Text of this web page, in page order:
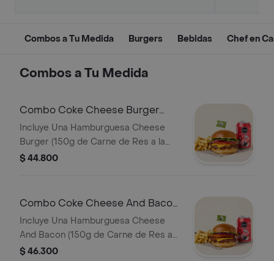
Combos a Tu Medida Burgers Bebidas Chef en
Combos a Tu Medida
Combo Coke Cheese Burger
Turbo
Incluye Una Hamburguesa Cheese
Burger (150g de Carne de Res a la
Parrilla o Pollo Crispy, Dos Lonchas de
Tomate y Mostaza en Pan Brioche
Acompañamiento (papas o Ensalada).
Puedes Seleccionar Que Quieres
Tomar.
$ 44.800
Combo Coke Cheese And Bacon
Turbo
Incluye Una Hamburguesa Cheese
And Bacon (150g de Carne de Res a
la Parrilla o Pollo Crispy, Queso
$ 46.300